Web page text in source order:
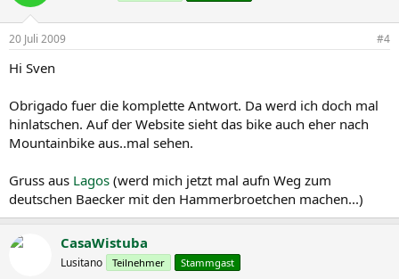
20 Juli 2009 #4
Hi Sven
Obrigado fuer die komplette Antwort. Da werd ich doch mal
hinlatschen. Auf der Website sieht das bike auch eher nach
Mountainbike aus..mal sehen.
Gruss aus Lagos (werd mich jetzt mal aufn Weg zum
deutschen Baecker mit den Hammerbroetchen machen...)
CasaWistuba
Lusitano Teilnehmer Stammgast